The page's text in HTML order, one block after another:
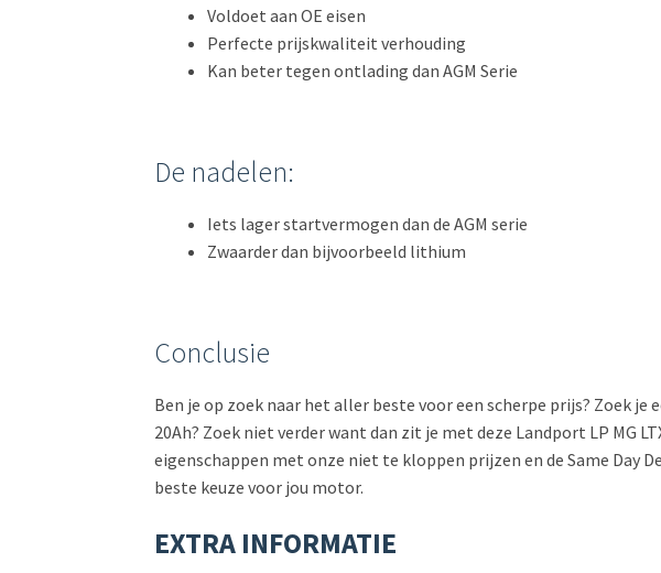
Voldoet aan OE eisen
Perfecte prijskwaliteit verhouding
Kan beter tegen ontlading dan AGM Serie
De nadelen:
Iets lager startvermogen dan de AGM serie
Zwaarder dan bijvoorbeeld lithium
Conclusie
Ben je op zoek naar het aller beste voor een scherpe prijs? Zoek
20Ah? Zoek niet verder want dan zit je met deze Landport LP MG
eigenschappen met onze niet te kloppen prijzen en de Same Day
beste keuze voor jou motor.
EXTRA INFORMATIE